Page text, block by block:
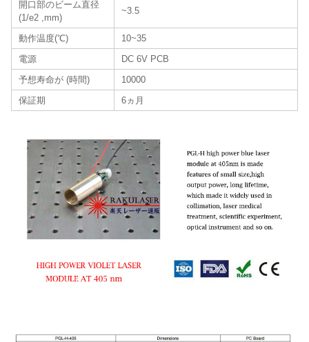
開口部のビーム直径
(1/e2 ,mm)
~3.5
動作温度(℃)
10~35
電源
DC 6V PCB
予想寿命が (時間)
10000
保証期
6ヵ月